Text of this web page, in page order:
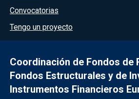
Convocatorias
Tengo un proyecto
Coordinación de Fondos de
Fondos Estructurales y de
Instrumentos Financieros